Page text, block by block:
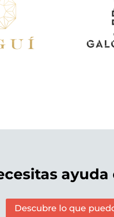
Descubre lo que